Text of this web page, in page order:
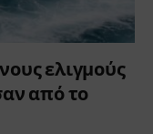
ελιγμούς
από το